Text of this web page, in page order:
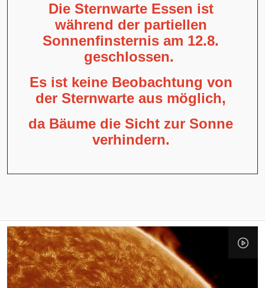
Die Sternwarte Essen ist
während der partiellen
Sonnenfinsternis am 12.8.
geschlossen.
Es ist keine Beobachtung von
der Sternwarte aus möglich,
da Bäume die Sicht zur Sonne
verhindern.